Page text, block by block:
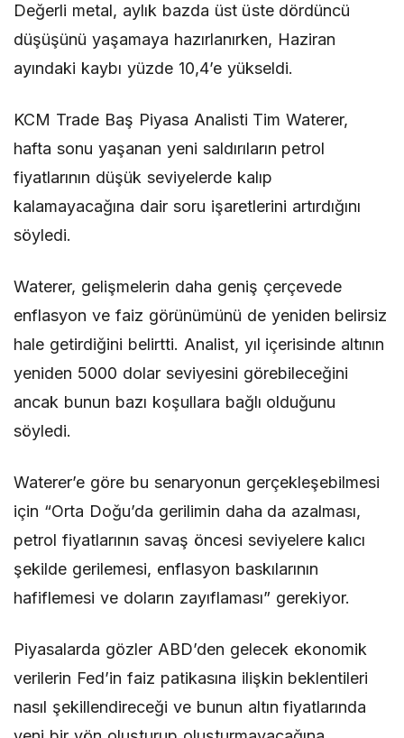
Değerli metal, aylık bazda üst üste dördüncü
düşüşünü yaşamaya hazırlanırken, Haziran
ayındaki kaybı yüzde 10,4’e yükseldi.
KCM Trade Baş Piyasa Analisti Tim Waterer,
hafta sonu yaşanan yeni saldırıların petrol
fiyatlarının düşük seviyelerde kalıp
kalamayacağına dair soru işaretlerini artırdığını
söyledi.
Waterer, gelişmelerin daha geniş çerçevede
enflasyon ve faiz görünümünü de yeniden belirsiz
hale getirdiğini belirtti. Analist, yıl içerisinde altının
yeniden 5000 dolar seviyesini görebileceğini
ancak bunun bazı koşullara bağlı olduğunu
söyledi.
Waterer’e göre bu senaryonun gerçekleşebilmesi
için “Orta Doğu’da gerilimin daha da azalması,
petrol fiyatlarının savaş öncesi seviyelere kalıcı
şekilde gerilemesi, enflasyon baskılarının
hafiflemesi ve doların zayıflaması” gerekiyor.
Piyasalarda gözler ABD’den gelecek ekonomik
verilerin Fed’in faiz patikasına ilişkin beklentileri
nasıl şekillendireceği ve bunun altın fiyatlarında